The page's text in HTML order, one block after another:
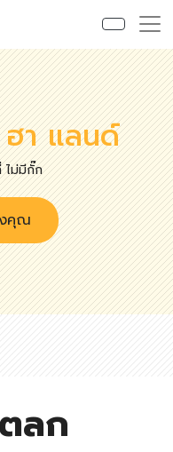
ฮา แลนด์
ไม่มีกั๊ก
คุณ
ลก